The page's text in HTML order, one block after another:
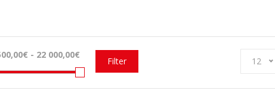
Filter 12